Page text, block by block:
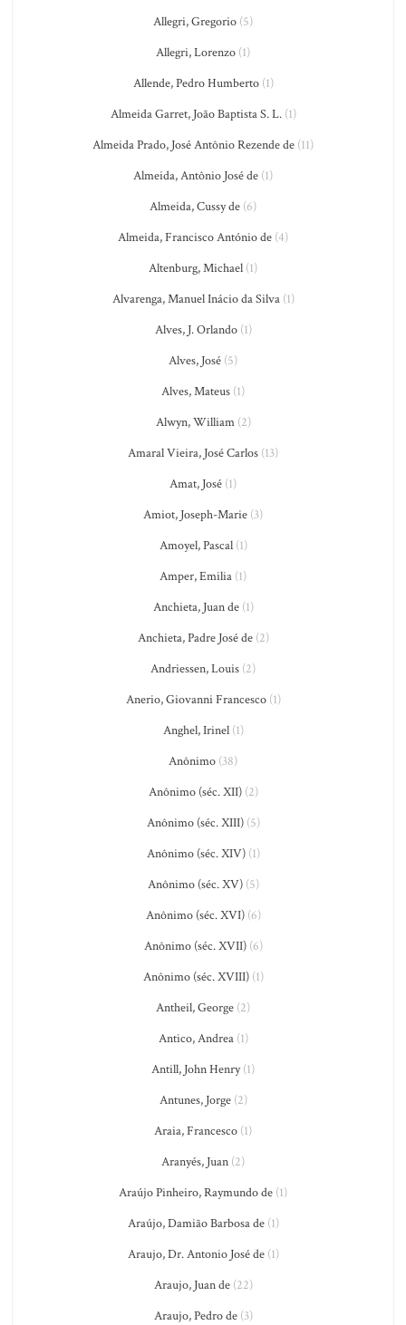
Allegri, Gregorio (5)
Allegri, Lorenzo (1)
Allende, Pedro Humberto(1)
Almeida Garret, João Baptista S. L.(1)
Almeida Prado, José Antônio Rezende de (11)
Almeida, Antônio José de (1)
Almeida, Cussy de (6)
Almeida, Francisco António de (4)
Altenburg, Michael (1)
Alvarenga, Manuel Inácio da Silva(1)
Alves, J. Orlando(1)
Alves, José (5)
Alves, Mateus (1)
Alwyn, William(2)
Amaral Vieira, José Carlos (13)
Amat, José (1)
Amiot, Joseph-Marie (3)
Amoyel, Pascal(1)
Amper, Emilia (1)
Anchieta, Juan de(1)
Anchieta, Padre José de(2)
Andriessen, Louis (2)
Anerio, Giovanni Francesco(1)
Anghel, Irinel(1)
Anônimo (38)
Anônimo (séc. XII)(2)
Anônimo (séc. XIII)(5)
Anônimo (séc. XIV)(1)
Anônimo (séc. XV)(5)
Anônimo (séc. XVI)(6)
Anônimo (séc. XVII)(6)
Anônimo (séc. XVIII)(1)
Antheil, George (2)
Antico, Andrea(1)
Antill, John Henry(1)
Antunes, Jorge(2)
Araia, Francesco (1)
Aranyés, Juan (2)
Araújo Pinheiro, Raymundo de (1)
Araújo, Damião Barbosa de(1)
Araujo, Dr. Antonio José de(1)
Araujo, Juan de(22)
Araujo, Pedro de(3)